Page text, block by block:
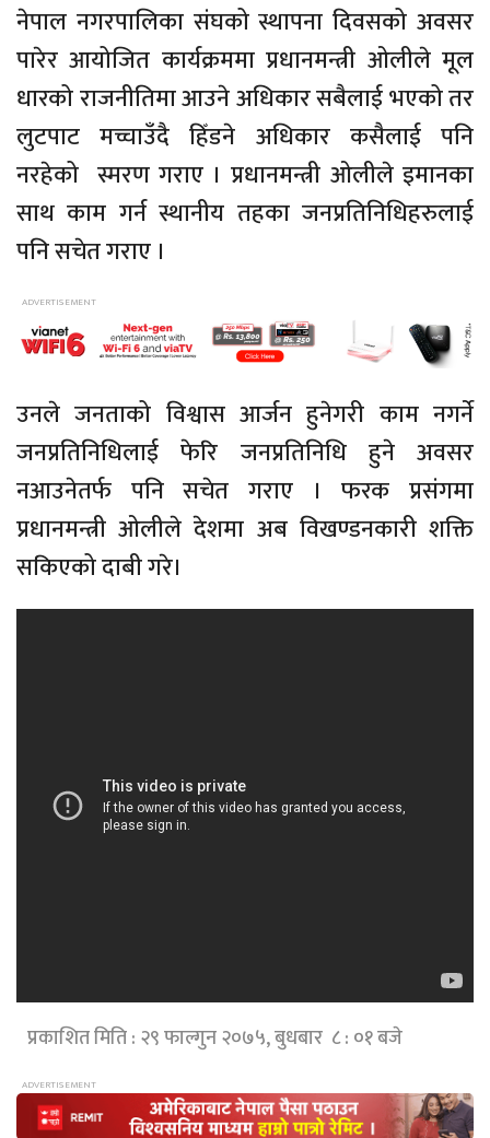
नेपाल नगरपालिका संघको स्थापना दिवसको अवसर
पारेर आयोजित कार्यक्रममा प्रधानमन्त्री ओलीले मूल
धारको राजनीतिमा आउने अधिकार सबैलाई भएको तर
लुटपाट मच्चाउँदै हिँडने अधिकार कसैलाई पनि
नरहेको स्मरण गराए । प्रधानमन्त्री ओलीले इमानका
साथ काम गर्न स्थानीय तहका जनप्रतिनिधिहरुलाई
पनि सचेत गराए ।
उनले जनताको विश्वास आर्जन हुनेगरी काम नगर्ने
जनप्रतिनिधिलाई फेरि जनप्रतिनिधि हुने अवसर
नआउनेतर्फ पनि सचेत गराए । फरक प्रसंगमा
प्रधानमन्त्री ओलीले देशमा अब विखण्डनकारी शक्ति
सकिएको दाबी गरे।
प्रकाशित मिति : २९ फाल्गुन २०७५, बुधबार ८ : ०१ बजे